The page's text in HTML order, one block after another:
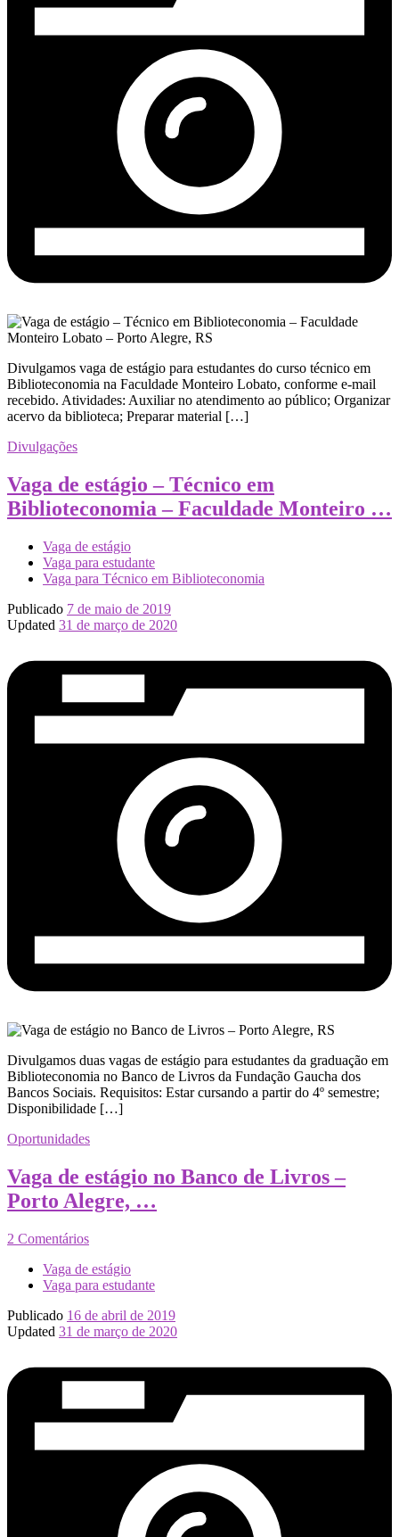
Divulgamos vaga de estágio para estudantes do curso técnico em
Biblioteconomia na Faculdade Monteiro Lobato, conforme e-mail
recebido. Atividades: Auxiliar no atendimento ao público; Organizar
acervo da biblioteca; Preparar material […]
Divulgações
Vaga de estágio – Técnico em
Biblioteconomia – Faculdade Monteiro …
Vaga de estágio
Vaga para estudante
Vaga para Técnico em Biblioteconomia
Publicado 7 de maio de 2019
Updated 31 de março de 2020
Divulgamos duas vagas de estágio para estudantes da graduação em
Biblioteconomia no Banco de Livros da Fundação Gaucha dos
Bancos Sociais. Requisitos: Estar cursando a partir do 4º semestre;
Disponibilidade […]
Oportunidades
Vaga de estágio no Banco de Livros –
Porto Alegre, …
2 Comentários
Vaga de estágio
Vaga para estudante
Publicado 16 de abril de 2019
Updated 31 de março de 2020